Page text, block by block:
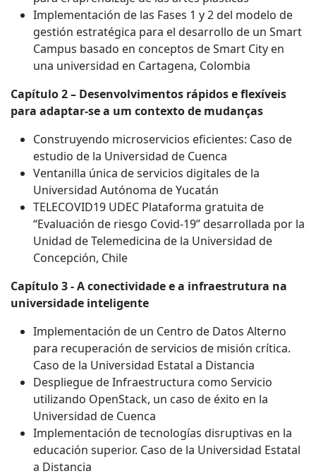
Implementación de las Fases 1 y 2 del modelo de
gestión estratégica para el desarrollo de un Smart
Campus basado en conceptos de Smart City en
una universidad en Cartagena, Colombia
Capítulo 2 – Desenvolvimentos rápidos e flexíveis
para adaptar-se a um contexto de mudanças
Construyendo microservicios eficientes: Caso de
estudio de la Universidad de Cuenca
Ventanilla única de servicios digitales de la
Universidad Autónoma de Yucatán
TELECOVID19 UDEC Plataforma gratuita de
“Evaluación de riesgo Covid-19” desarrollada por la
Unidad de Telemedicina de la Universidad de
Concepción, Chile
Capítulo 3 - A conectividade e a infraestrutura na
universidade inteligente
Implementación de un Centro de Datos Alterno
para recuperación de servicios de misión crítica.
Caso de la Universidad Estatal a Distancia
Despliegue de Infraestructura como Servicio
utilizando OpenStack, un caso de éxito en la
Universidad de Cuenca
Implementación de tecnologías disruptivas en la
educación superior. Caso de la Universidad Estatal
a Distancia